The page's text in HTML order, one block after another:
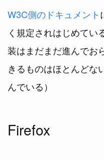
W3C側のドキュメント
く規定されはじめてい
装はまだまだ進んでお
きるものはほとんどな
んでいる）
Firefox